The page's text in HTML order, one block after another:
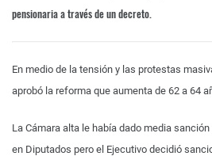
pensionaria a través de un decreto.
En medio de la tensión y las protestas
aprobó la reforma que aumenta de 62 a 64
La Cámara alta le había dado media
en Diputados pero el Ejecutivo decidió